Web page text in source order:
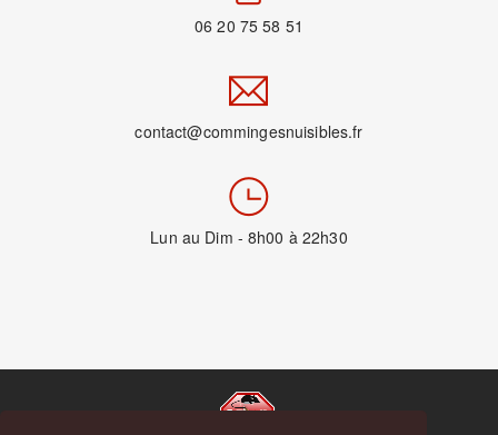
06 20 75 58 51
contact@commingesnuisibles.fr
Lun au Dim - 8h00 à 22h30